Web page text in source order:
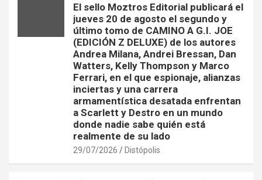
El sello Moztros Editorial publicará el
jueves 20 de agosto el segundo y
último tomo de CAMINO A G.I. JOE
(EDICIÓN Z DELUXE) de los autores
Andrea Milana, Andrei Bressan, Dan
Watters, Kelly Thompson y Marco
Ferrari, en el que espionaje, alianzas
inciertas y una carrera
armamentística desatada enfrentan
a Scarlett y Destro en un mundo
donde nadie sabe quién está
realmente de su lado
29/07/2026 Distópolis